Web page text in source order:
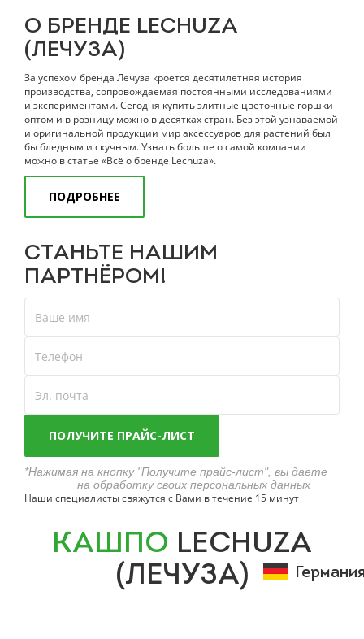
О БРЕНДЕ LECHUZA
(ЛЕЧУЗА)
За успехом бренда Лечуза кроется десятилетняя история
производства, сопровождаемая постоянными исследованиями
и экспериментами. Сегодня купить элитные цветочные горшки
оптом и в розницу можно в десятках стран. Без этой узнаваемой
и оригинальной продукции мир аксессуаров для растений был
бы бледным и скучным. Узнать больше о самой компании
можно в статье «Всё о бренде Lechuza».
ПОДРОБНЕЕ
СТАНЬТЕ НАШИМ
ПАРТНЁРОМ!
*Нажимая на кнопку "Получите прайс-лист", вы даете
на обработку своих персональных данных
Наши специалисты свяжутся с Вами в течение 15 минут
КАШПО LECHUZA
(ЛЕЧУЗА)